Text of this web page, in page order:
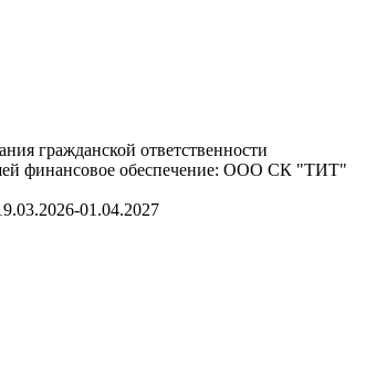
гражданской ответственности
финансовое обеспечение: ООО СК "ТИТ"
01.04.2027